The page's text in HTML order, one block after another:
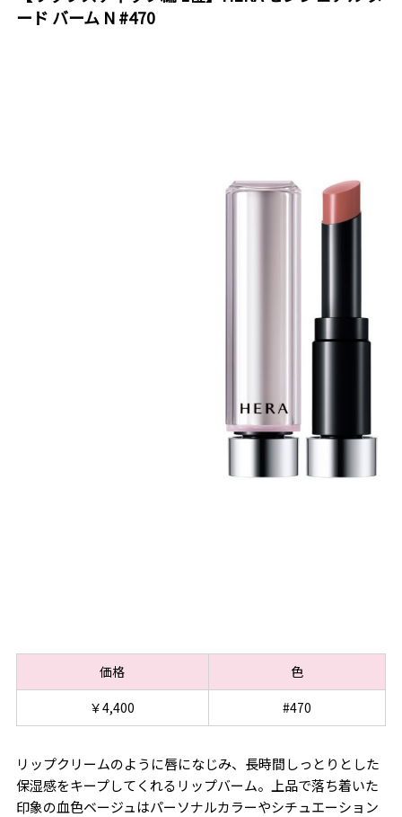
ード バーム N #470
価格
色
￥4,400
#470
リップクリームのように唇になじみ、長時間しっとりとした
保湿感をキープしてくれるリップバーム。上品で落ち着いた
印象の血色ベージュはパーソナルカラーやシチュエーション